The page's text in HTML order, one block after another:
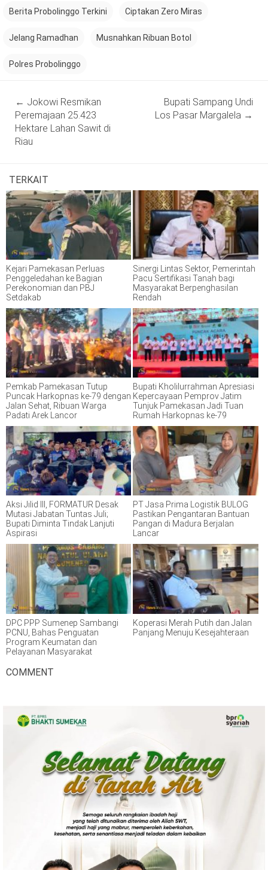
Berita Probolinggo Terkini Ciptakan Zero Miras
Jelang Ramadhan Musnahkan Ribuan Botol
Polres Probolinggo
navigation
← Jokowi Resmikan
Peremajaan 25.423
Hektare Lahan Sawit di
Riau
Bupati Sampang Undi
Los Pasar Margalela →
TERKAIT
Kejari Pamekasan Perluas
Penggeledahan ke Bagian
Perekonomian dan PBJ
Setdakab
Sinergi Lintas Sektor, Pemerintah
Pacu Sertifikasi Tanah bagi
Masyarakat Berpenghasilan
Rendah
Pemkab Pamekasan Tutup
Puncak Harkopnas ke-79 dengan
Jalan Sehat, Ribuan Warga
Padati Arek Lancor
Bupati Kholilurrahman Apresiasi
Kepercayaan Pemprov Jatim
Tunjuk Pamekasan Jadi Tuan
Rumah Harkopnas ke-79
Aksi Jilid III, FORMATUR Desak
Mutasi Jabatan Tuntas Juli;
Bupati Diminta Tindak Lanjuti
Aspirasi
PT Jasa Prima Logistik BULOG
Pastikan Pengantaran Bantuan
Pangan di Madura Berjalan
Lancar
DPC PPP Sumenep Sambangi
PCNU, Bahas Penguatan
Program Keumatan dan
Pelayanan Masyarakat
Koperasi Merah Putih dan Jalan
Panjang Menuju Kesejahteraan
COMMENT